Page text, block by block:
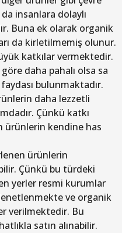
insanlara dolaylı
Buna ek olarak organik
da kirletilmemiş olunur.
katkılar vermektedir.
daha pahalı olsa sa
bulunmaktadır.
daha lezzetli
Çünkü katkı
ürünlerin kendine has
ürünlerin
Çünkü bu türdeki
yerler resmi kurumlar
ve organik
verilmektedir. Bu
satın alınabilir.